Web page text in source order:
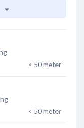
< 50 meter
< 50 meter